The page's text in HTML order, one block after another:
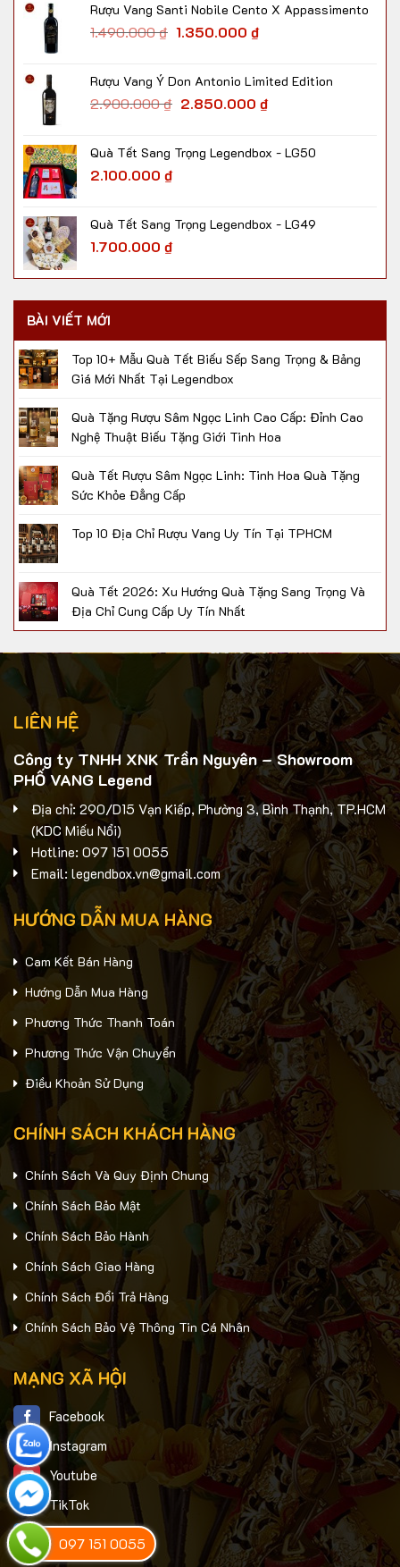
Rượu Vang Santi Nobile Cento X Appassimento
1.490.000₫ 1.350.000 ₫
Rượu Vang Ý Don Antonio Limited Edition
2.900.000₫ 2.850.000 ₫
Quà Tết Sang Trọng Legendbox - LG50
2.100.000 ₫
Quà Tết Sang Trọng Legendbox - LG49
1.700.000 ₫
BÀI VIẾT MỚI
Top 10+ Mẫu Quà Tết Biếu Sếp Sang Trọng & Bảng
Giá Mới Nhất Tại Legendbox
Quà Tặng Rượu Sâm Ngọc Linh Cao Cấp: Đỉnh Cao
Nghệ Thuật Biếu Tặng Giới Tinh Hoa
Quà Tết Rượu Sâm Ngọc Linh: Tinh Hoa Quà Tặng
Sức Khỏe Đẳng Cấp
Top 10 Địa Chỉ Rượu Vang Uy Tín Tại TPHCM
Quà Tết 2026: Xu Hướng Quà Tặng Sang Trọng Và
Địa Chỉ Cung Cấp Uy Tín Nhất
LIÊN HỆ
Công ty TNHH XNK Trần Nguyên – Showroom
PHỐ VANG Legend
Địa chỉ: 290/D15 Vạn Kiếp, Phường 3, Bình Thạnh, TP.HCM
(KDC Miếu Nổi)
Hotline: 097 151 0055
Email: legendbox.vn@gmail.com
HƯỚNG DẪN MUA HÀNG
Cam Kết Bán Hàng
Hướng Dẫn Mua Hàng
Phương Thức Thanh Toán
Phương Thức Vận Chuyển
Điều Khoản Sử Dụng
CHÍNH SÁCH KHÁCH HÀNG
Chính Sách Và Quy Định Chung
Chính Sách Bảo Mật
Chính Sách Bảo Hành
Chính Sách Giao Hàng
Chính Sách Đổi Trả Hàng
Chính Sách Bảo Vệ Thông Tin Cá Nhân
MẠNG XÃ HỘI
Facebook
Instagram
Youtube
TikTok
Twitter
097 151 0055